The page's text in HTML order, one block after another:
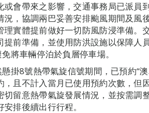
或會帶來之影響，交通事務局已派員
況，協調兩巴妥善安排颱風期間及風
理實體提前做好一切防風防浸準備。
提前準備，並使用防洪設施以保障人
將車輛停泊於負層停車場。
掛8號熱帶氣旋信號期間，已預約“
，且不計入當月已使用預約次數，但
切留意熱帶氣旋發展情況，並按需調
排後續出行行程。